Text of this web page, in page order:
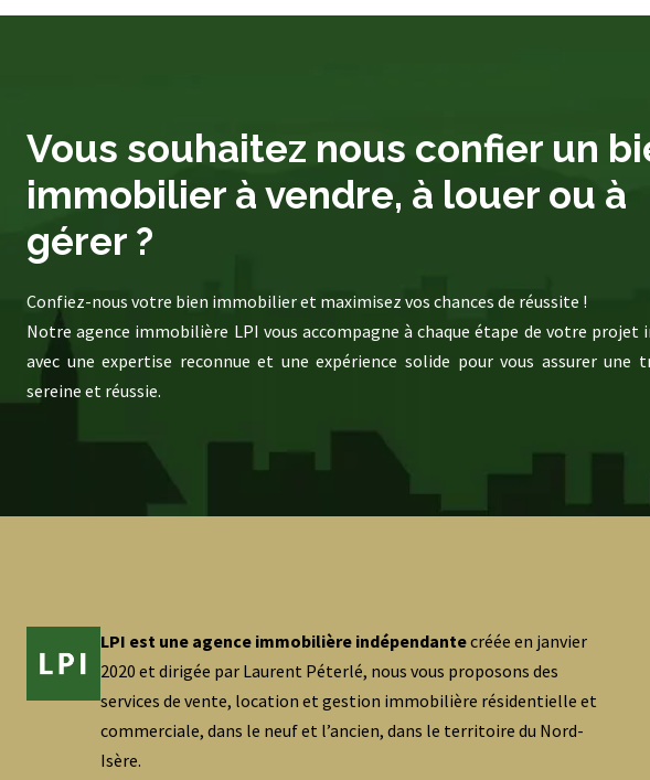
Vous souhaitez nous confier un
immobilier à vendre, à louer ou à
gérer ?
Confiez-nous votre bien immobilier et maximisez vos chances de réussite !
Notre agence immobilière LPI vous accompagne à chaque étape de votre projet
avec une expertise reconnue et une expérience solide pour vous assurer une
sereine et réussie.
LPI est une agence immobilière indépendantecréée en janvier
2020 et dirigée par Laurent Péterlé, nous vous proposons des
services de vente, location et gestion immobilière résidentielle et
commerciale, dans le neuf et l’ancien, dans le territoire du Nord-
Isère.